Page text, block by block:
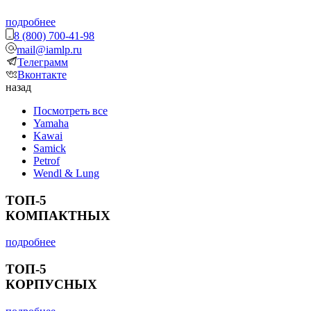
подробнее
8 (800) 700-41-98
mail@iamlp.ru
Телеграмм
Вконтакте
назад
Посмотреть все
Yamaha
Kawai
Samick
Petrof
Wendl & Lung
ТОП-5
КОМПАКТНЫХ
подробнее
ТОП-5
КОРПУСНЫХ